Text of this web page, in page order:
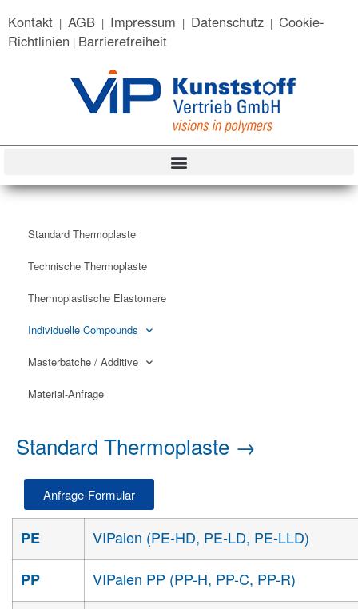
Kontakt | AGB | Impressum | Datenschutz | Cookie-
Richtlinien | Barrierefreiheit
Standard Thermoplaste
Technische Thermoplaste
Thermoplastische Elastomere
Individuelle Compounds
Masterbatche / Additive
Material-Anfrage
Standard Thermoplaste →
Anfrage-Formular
PE VIPalen (PE-HD, PE-LD, PE-LLD)
PP VIPalen PP (PP-H, PP-C, PP-R)